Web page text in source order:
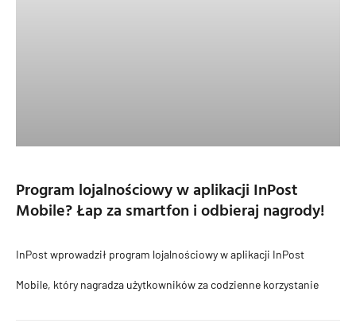
Program lojalnościowy w aplikacji InPost
Mobile? Łap za smartfon i odbieraj nagrody!
InPost wprowadził program lojalnościowy w aplikacji InPost
Mobile, który nagradza użytkowników za codzienne korzystanie